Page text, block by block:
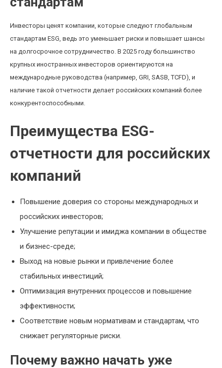
Инвесторы ценят компании, которые следуют глобальным
стандартам ESG, ведь это уменьшает риски и повышает шансы
на долгосрочное сотрудничество. В 2025 году большинство
крупных иностранных инвесторов ориентируются на
международные руководства (например, GRI, SASB, TCFD), и
наличие такой отчетности делает российских компаний более
конкурентоспособными.
Преимущества ESG-
отчетности для российских
компаний
Повышение доверия со стороны международных и
российских инвесторов;
Улучшение репутации и имиджа компании в обществе
и бизнес-среде;
Выход на новые рынки и привлечение более
стабильных инвестиций;
Оптимизация внутренних процессов и повышение
эффективности;
Соответствие новым нормативам и стандартам, что
снижает регуляторные риски.
Почему важно начать уже